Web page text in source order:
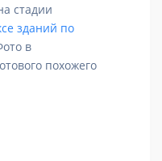
стадии
зданий по
в
похожего